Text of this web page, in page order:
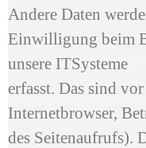
Andere Daten
Einwilligung beim
unsere ITSysteme
erfasst. Das sind
Internetbrowser,
des Seitenaufrufs).